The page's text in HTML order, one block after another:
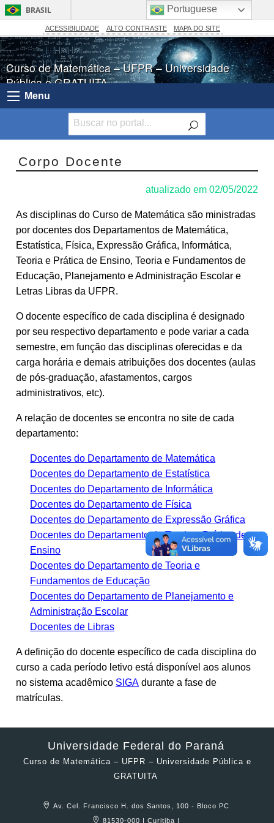
BRASIL
Simplifique!
Comunica BR
Participe
Acesso à informação
Canais
ACESSIBILIDADE ALTO CONTRASTE MAPA DO SITE
Curso de Matemática – UFPR – Universidade
Pública e GRATUITA
Menu
Corpo Docente
atualizado em 02/05/2022
As disciplinas do Curso de Matemática são ministradas
por docentes dos Departamentos de Matemática,
Estatística, Física, Expressão Gráfica, Informática,
Teoria e Prática de Ensino, Teoria e Fundamentos de
Educação, Planejamento e Administração Escolar e
Letras Libras da UFPR.
O docente específico de cada disciplina é designado
por seu respectivo departamento e pode variar a cada
semestre, em função das disciplinas oferecidas e da
carga horária e demais atribuições dos docentes (aulas
de pós-graduação, afastamentos, cargos
administrativos, etc).
A relação de docentes se encontra no site de cada
departamento:
Docentes do Departamento de Matemática
Docentes do Departamento de Estatística
Docentes do Departamento de Informática
Docentes do Departamento de Física
Docentes do Departamento de Expressão Gráfica
Docentes do Departamento de Teoria e Prática de
Ensino
Docentes do Departamento de Teoria e
Fundamentos de Educação
Docentes do Departamento de Planejamento e
Administração Escolar
Docentes de Libras
A definição do docente específico de cada disciplina do
curso a cada período letivo está disponível aos alunos
no sistema acadêmico SIGA durante a fase de
matrículas.
Universidade Federal do Paraná
Curso de Matemática – UFPR – Universidade Pública e
GRATUITA
Av. Cel. Francisco H. dos Santos, 100 - Bloco PC
81530-000 | Curitiba |
Portuguese